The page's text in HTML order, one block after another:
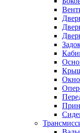
Окно